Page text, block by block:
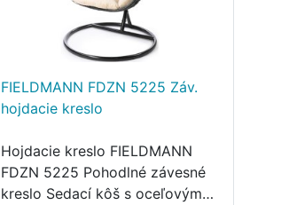
FIELDMANN FDZN 5225 Záv.
hojdacie kreslo
Hojdacie kreslo FIELDMANN
FDZN 5225 Pohodlné závesné
kreslo Sedací kôš s oceľovým